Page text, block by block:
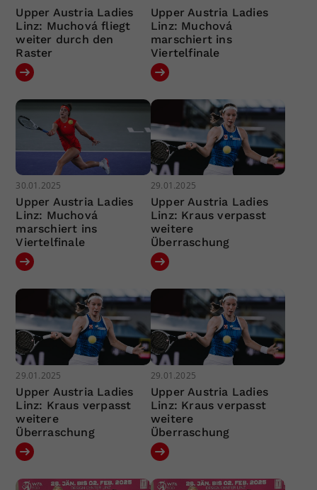
Upper Austria Ladies
Linz: Muchová fliegt
weiter durch den
Raster
Upper Austria Ladies
Linz: Muchová
marschiert ins
Viertelfinale
30.01.2025
Upper Austria Ladies
Linz: Muchová
marschiert ins
Viertelfinale
29.01.2025
Upper Austria Ladies
Linz: Kraus verpasst
weitere
Überraschung
29.01.2025
Upper Austria Ladies
Linz: Kraus verpasst
weitere
Überraschung
29.01.2025
Upper Austria Ladies
Linz: Kraus verpasst
weitere
Überraschung